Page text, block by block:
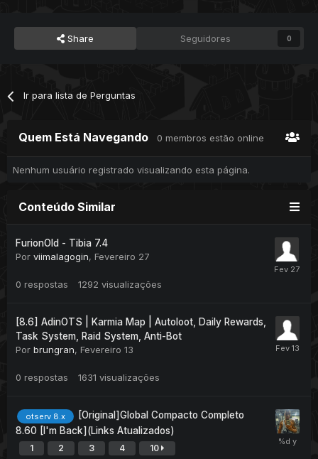
Share Seguidores 0
Ir para lista de Perguntas
Quem Está Navegando 0 membros estão online
Nenhum usuário registrado visualizando esta página.
Conteúdo Similar
FurionOld - Tibia 7.4
Por viimalagogin, Fevereiro 27
0 respostas 1292 visualizações
[8.6] AdinOTS | Karmia Map | Autoloot, Daily Rewards,
Task System, Raid System, Anti-Bot
Por brungran, Fevereiro 13
0 respostas 1631 visualizações
otserv 8.x
[Original]Global Compacto Completo
8.60 [I'm Back](Links Atualizados)
1 2 3 4 10